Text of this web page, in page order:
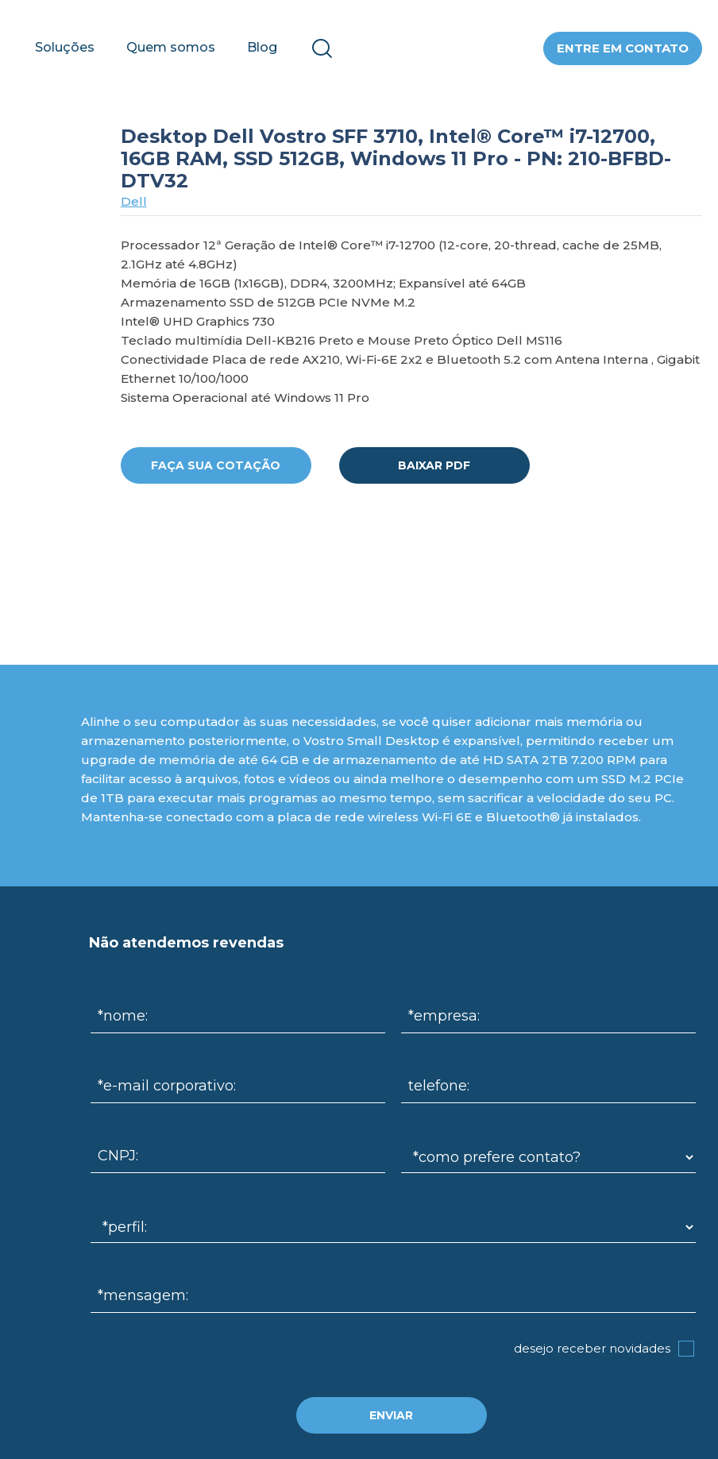
Soluções Quem somos Blog ENTRE EM CONTATO
Desktop Dell Vostro SFF 3710, Intel® Core™ i7-12700,
16GB RAM, SSD 512GB, Windows 11 Pro - PN: 210-BFBD-
DTV32
Dell
Processador 12ª Geração de Intel® Core™ i7-12700 (12-core, 20-thread, cache de 25MB,
2.1GHz até 4.8GHz)
Memória de 16GB (1x16GB), DDR4, 3200MHz; Expansível até 64GB
Armazenamento SSD de 512GB PCIe NVMe M.2
Intel® UHD Graphics 730
Teclado multimídia Dell-KB216 Preto e Mouse Preto Óptico Dell MS116
Conectividade Placa de rede AX210, Wi-Fi-6E 2x2 e Bluetooth 5.2 com Antena Interna , Gigabit
Ethernet 10/100/1000
Sistema Operacional até Windows 11 Pro
FAÇA SUA COTAÇÃO BAIXAR PDF
Alinhe o seu computador às suas necessidades, se você quiser adicionar mais memória ou
armazenamento posteriormente, o Vostro Small Desktop é expansível, permitindo receber um
upgrade de memória de até 64 GB e de armazenamento de até HD SATA 2TB 7.200 RPM para
facilitar acesso à arquivos, fotos e vídeos ou ainda melhore o desempenho com um SSD M.2 PCIe
de 1TB para executar mais programas ao mesmo tempo, sem sacrificar a velocidade do seu PC.
Mantenha-se conectado com a placa de rede wireless Wi-Fi 6E e Bluetooth® já instalados.
Não atendemos revendas
*nome: *empresa:
*e-mail corporativo: telefone:
CNPJ:
*mensagem:
desejo receber novidades
ENVIAR